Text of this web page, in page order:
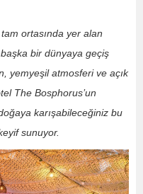
ortasında yer alan
bir dünyaya geçiş
yemyeşil atmosferi ve açık
The Bosphorus’un
karışabileceğiniz bu
sunuyor.